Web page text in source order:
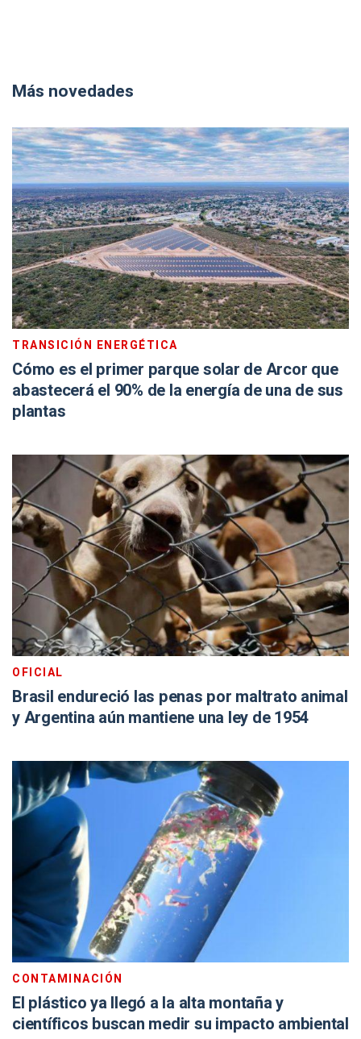
Más novedades
TRANSICIÓN ENERGÉTICA
Cómo es el primer parque solar de Arcor que
abastecerá el 90% de la energía de una de sus
plantas
OFICIAL
Brasil endureció las penas por maltrato animal
y Argentina aún mantiene una ley de 1954
CONTAMINACIÓN
El plástico ya llegó a la alta montaña y
científicos buscan medir su impacto ambiental